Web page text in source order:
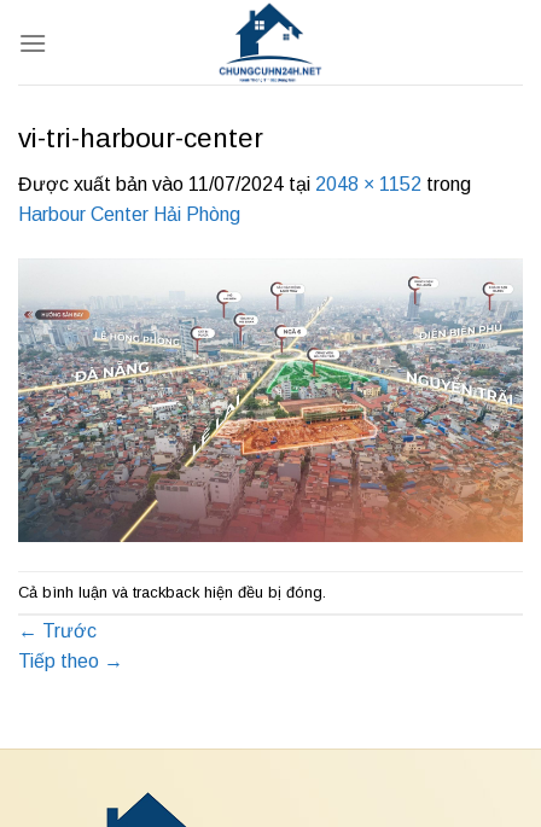
qua
vi-tri-harbour-center
Được xuất bản vào 11/07/2024 tại 2048 × 1152 trong
Harbour Center Hải Phòng
Cả bình luận và trackback hiện đều bị đóng.
← Trước
Tiếp theo →